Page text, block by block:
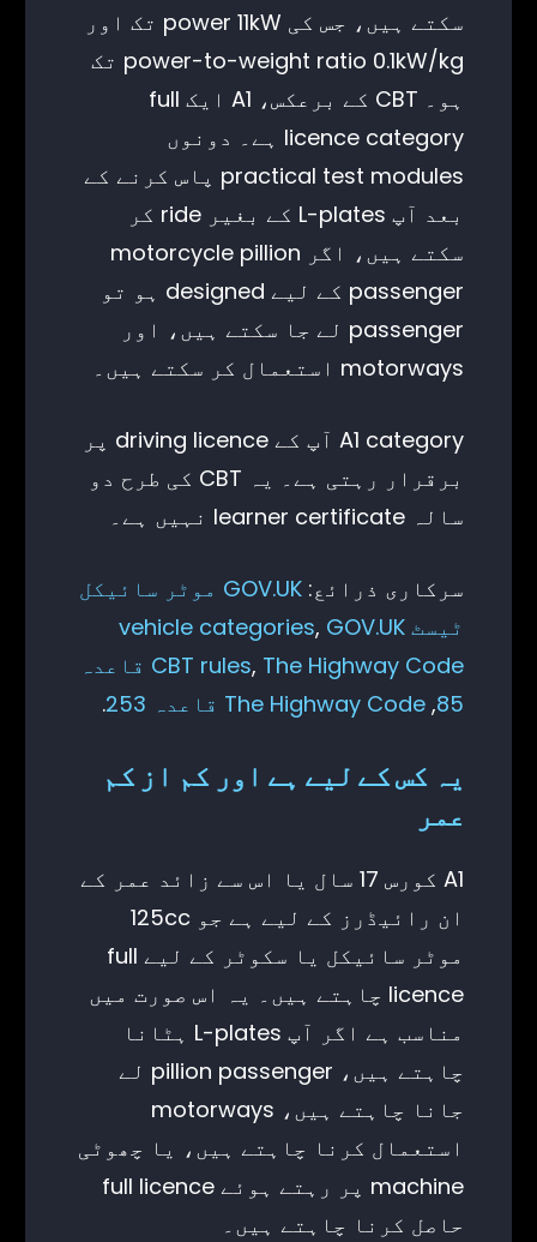
سکتے ہیں، جس کی power 11kW تک اور
power-to-weight ratio 0.1kW/kg تک
ہو۔ CBT کے برعکس، A1 ایک full
licence category ہے۔ دونوں
practical test modules پاس کرنے کے
بعد آپ L-plates کے بغیر ride کر
سکتے ہیں، اگر motorcycle pillion
passenger کے لیے designed ہو تو
passenger لے جا سکتے ہیں، اور
motorways استعمال کر سکتے ہیں۔
A1 category آپ کے driving licence پر
برقرار رہتی ہے۔ یہ CBT کی طرح دو
سالہ learner certificate نہیں ہے۔
سرکاری ذرائع:
GOV.UK موٹر سائیکل
ٹیسٹ vehicle categories
, GOV.UK
CBT rules,
The Highway Code قاعدہ
85
, The Highway Code قاعدہ 253 .
یہ کس کے لیے ہے اور کم از کم
عمر
A1 کورس 17 سال یا اس سے زائد عمر کے
ان رائیڈرز کے لیے ہے جو 125cc
موٹر سائیکل یا سکوٹر کے لیے full
licence چاہتے ہیں۔ یہ اس صورت میں
مناسب ہے اگر آپ L-plates ہٹانا
چاہتے ہیں، pillion passenger لے
جانا چاہتے ہیں، motorways
استعمال کرنا چاہتے ہیں، یا چھوٹی
machine پر رہتے ہوئے full licence
حاصل کرنا چاہتے ہیں۔